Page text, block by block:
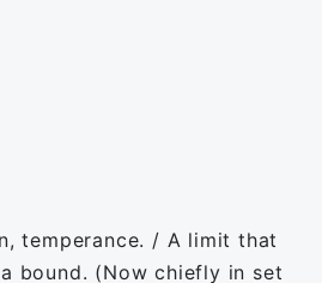
temperance. / A limit that
bound. (Now chiefly in set